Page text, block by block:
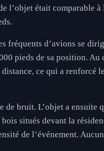
l’objet était comparable
fréquents d’avions se
pieds de sa position. Au
ce qui a renforcé
de bruit. L’objet a ensuite
situés devant la
de l’événement.